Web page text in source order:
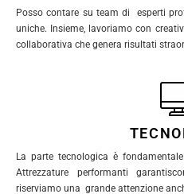
Posso contare su team di esperti
uniche. Insieme, lavoriamo con
collaborativa che genera risultati
La parte tecnologica è
Attrezzature performanti
riserviamo una grande attenzione